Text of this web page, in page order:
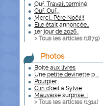
Ouf. Travail terminé
Ouf, Ouf...
Merci.. Père Noël!!!
Elle était annoncée..
1er jour de 2026..
> Tous les articles (1879)
Photos
Boîte aux livres
Une petite devinette p ...
Pourpier..
Clin d'œil à Sylvie
Mauvaise surprise. I
> Tous les articles (1314)